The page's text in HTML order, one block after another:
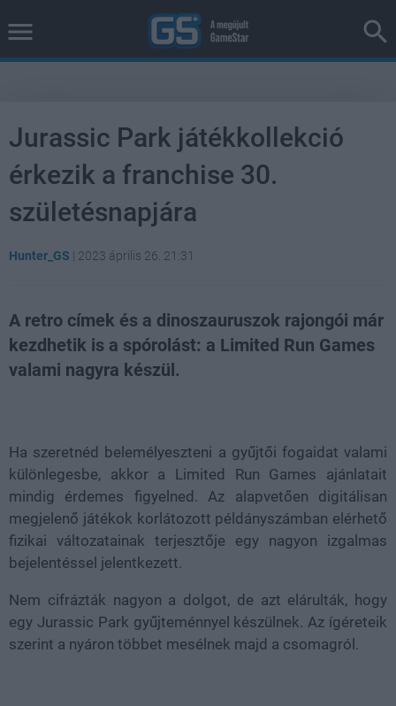
Jurassic Park játékkollekció
érkezik a franchise 30.
születésnapjára
Hunter_GS | 2023 április 26. 21:31
A retro címek és a dinoszauruszok rajongói már
kezdhetik is a spórolást: a Limited Run Games
valami nagyra készül.
Ha szeretnéd belemélyeszteni a gyűjtői fogaidat valami
különlegesbe, akkor a Limited Run Games ajánlatait
mindig érdemes figyelned. Az alapvetően digitálisan
megjelenő játékok korlátozott példányszámban elérhető
fizikai változatainak terjesztője egy nagyon izgalmas
bejelentéssel jelentkezett.
Nem cifrázták nagyon a dolgot, de azt elárulták, hogy
egy Jurassic Park gyűjteménnyel készülnek. Az ígéreteik
szerint a nyáron többet mesélnek majd a csomagról.